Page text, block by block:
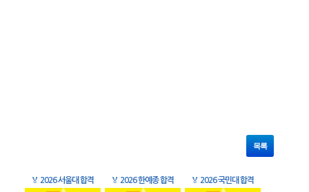
목록
🏅 2026 서울대 합격 🏅 2026 한예종 합격 🏅 2026 국민대 합격